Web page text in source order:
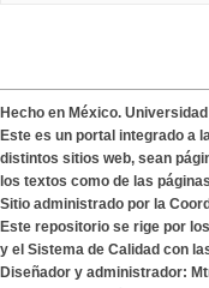
Hecho en México.
Este es un portal integrado a
distintos sitios web, sean
los textos como de las
Sitio administrado por la
Este repositorio se rige por
y el Sistema de Calidad con
Diseñador y administrador: